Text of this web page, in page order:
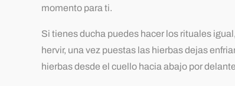
momento para ti.
Si tienes ducha puedes hacer los rituales
hervir, una vez puestas las hierbas dejas
hierbas desde el cuello hacia abajo por